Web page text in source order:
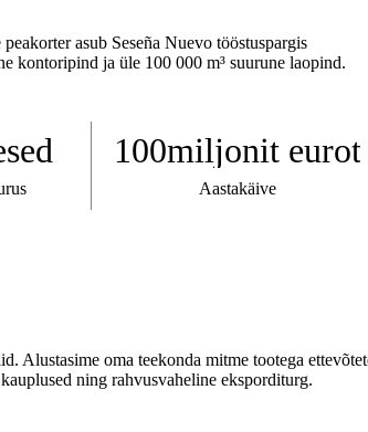
asub Seseña Nuevo tööstuspargis
kontoripind ja üle 100 000 m³ suurune laopind.
100miljonit eurot
Aastakäive
oma teekonda mitme tootega
ning rahvusvaheline eksporditurg.